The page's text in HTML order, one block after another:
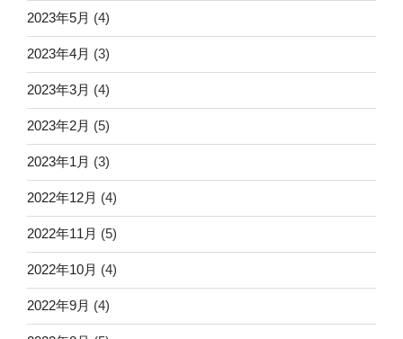
2023年5月 (4)
2023年4月 (3)
2023年3月 (4)
2023年2月 (5)
2023年1月 (3)
2022年12月 (4)
2022年11月 (5)
2022年10月 (4)
2022年9月 (4)